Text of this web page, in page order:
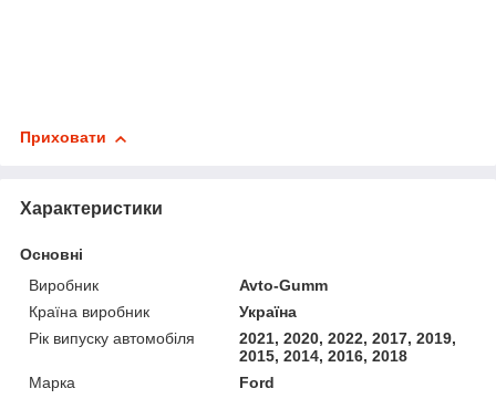
Приховати
Характеристики
Основні
Виробник
Avto-Gumm
Країна виробник
Україна
Рік випуску автомобіля
2021, 2020, 2022, 2017, 2019,
2015, 2014, 2016, 2018
Марка
Ford